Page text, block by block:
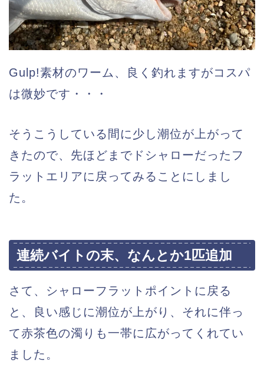
Gulp!素材のワーム、良く釣れますがコスパ
は微妙です・・・
そうこうしている間に少し潮位が上がって
きたので、先ほどまでドシャローだったフ
ラットエリアに戻ってみることにしまし
た。
連続バイトの末、なんとか1匹追加
さて、シャローフラットポイントに戻る
と、良い感じに潮位が上がり、それに伴っ
て赤茶色の濁りも一帯に広がってくれてい
ました。